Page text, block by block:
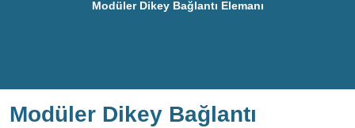
Modüler Dikey Bağlantı Elemanı
Modüler Dikey Bağlantı